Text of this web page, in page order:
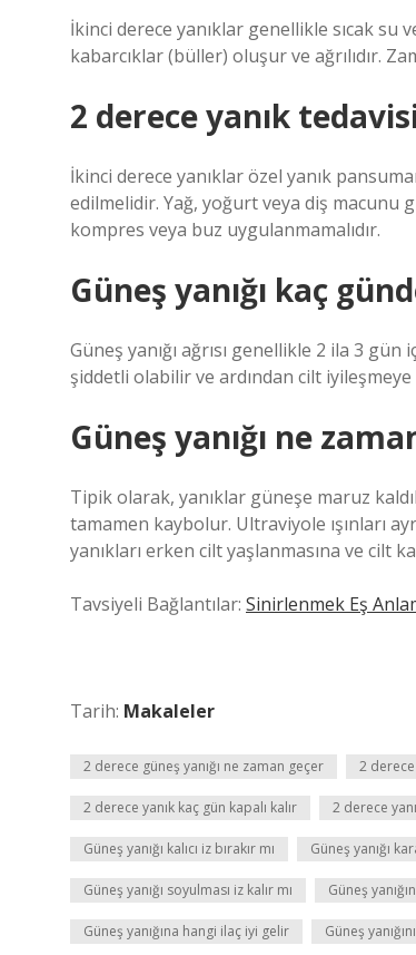
İkinci derece yanıklar genellikle sıcak su
kabarcıklar (büller) oluşur ve ağrılıdır.
2 derece yanık
İkinci derece yanıklar özel yanık
edilmelidir. Yağ, yoğurt veya diş macunu
kompres veya buz uygulanmamalıdır.
Güneş yanığı kaç
Güneş yanığı ağrısı genellikle 2 ila 3
şiddetli olabilir ve ardından cilt
Güneş yanığı ne
Tipik olarak, yanıklar güneşe maruz
tamamen kaybolur. Ultraviyole ışınları
yanıkları erken cilt yaşlanmasına ve cilt
Tavsiyeli Bağlantılar: Sinirlenmek Eş
Tarih: Makaleler
2 derece güneş yanığı ne zaman geçer 2 derece
2 derece yanık kaç gün kapalı kalır 2 derece
Güneş yanığı kalıcı iz bırakır mı Güneş yanığı
Güneş yanığı soyulması iz kalır mı Güneş
Güneş yanığına hangi ilaç iyi gelir Güneş